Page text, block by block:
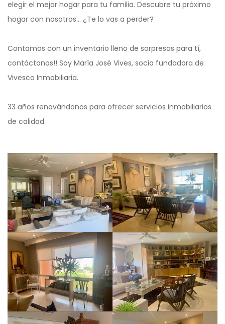
elegir el mejor hogar para tu familia. Descubre tu próximo
hogar con nosotros… ¿Te lo vas a perder?
Contamos con un inventario lleno de sorpresas para tí,
contáctanos!! Soy María José Vives, socia fundadora de
Vivesco Inmobiliaria.
33 años renovándonos para ofrecer servicios inmobiliarios
de calidad.